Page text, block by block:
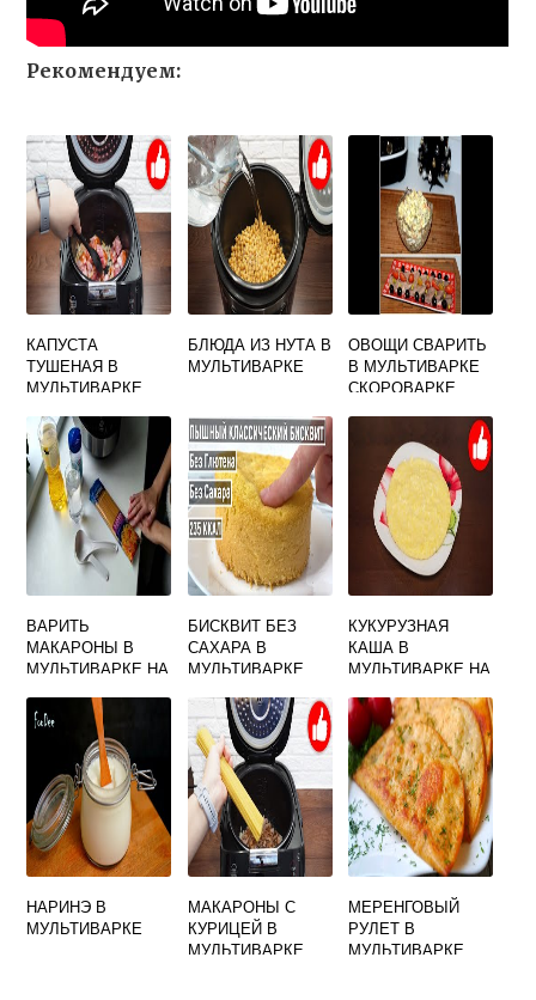
Рекомендуем:
КАПУСТА
ТУШЕНАЯ В
МУЛЬТИВАРКЕ
МЯСОМ
БЛЮДА ИЗ НУТА В
МУЛЬТИВАРКЕ
ОВОЩИ СВАРИТЬ
В МУЛЬТИВАРКЕ
СКОРОВАРКЕ
ВАРИТЬ
МАКАРОНЫ В
МУЛЬТИВАРКЕ НА
БИСКВИТ БЕЗ
САХАРА В
МУЛЬТИВАРКЕ
КУКУРУЗНАЯ
КАША В
МУЛЬТИВАРКЕ НА
ОТЛОЖЕННЫМ
СТАРТОМ
НАРИНЭ В
МУЛЬТИВАРКЕ
МАКАРОНЫ С
КУРИЦЕЙ В
МУЛЬТИВАРКЕ
МЕРЕНГОВЫЙ
РУЛЕТ В
МУЛЬТИВАРКЕ